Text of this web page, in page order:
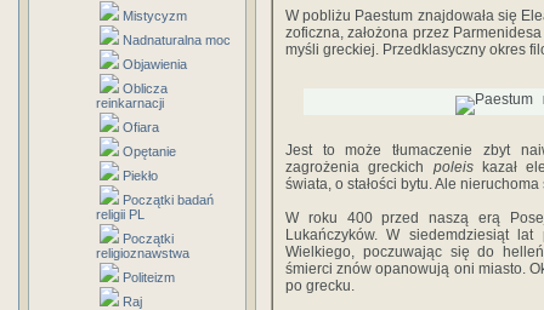
Mistycyzm
Nadnaturalna moc
Objawienia
Oblicza
reinkarnacji
Ofiara
Opętanie
Piekło
Początki badań
religii PL
Początki
religioznawstwa
Politeizm
Raj
W pobliżu Paestum znajdowała się
zoficzna, założona przez
myśli greckiej. Przedklasyczny okres
Jest to może tłumaczenie zbyt
zagrożenia grec­kich poleiskazał
świata, o stałości bytu. Ale
W roku 400 przed naszą erą
Lukańczyków. W siedemdziesiąt
Wielkiego, po­czuwając się do
śmierci znów opanowują oni miasto.
po grecku.